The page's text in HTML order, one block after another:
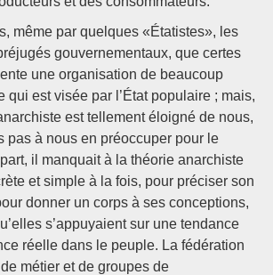
même par quelques «Étatistes», les
gouvernementaux, que certes
une organisation de beaucoup
qui est visée par l’État populaire ; mais,
est tellement éloigné de nous,
pas à nous en préoccuper pour le
il manquait à la théorie anarchiste
et simple à la fois, pour préciser son
donner un corps à ses conceptions,
s’appuyaient sur une tendance
réelle dans le peuple. La fédération
métier et de groupes de